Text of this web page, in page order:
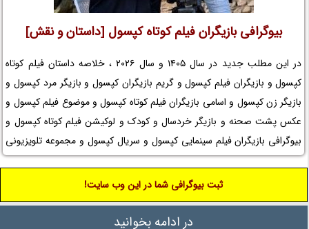
بیوگرافی بازیگران فیلم کوتاه کپسول [داستان و نقش]
در این مطلب جدید در سال 1405 و سال 2026 ، خلاصه داستان فیلم کوتاه
کپسول و بازیگران فیلم کپسول و گریم بازیگران کپسول و بازیگر مرد کپسول و
بازیگر زن کپسول و اسامی بازیگران فیلم کوتاه کپسول و موضوع فیلم کپسول و
عکس پشت صحنه و بازیگر خردسال و کودک و لوکیشن فیلم کوتاه کپسول و
بیوگرافی بازیگران فیلم سینمایی کپسول و سریال کپسول و مجموعه تلویزیونی
کپسول و حواشی فیلم کپسول و افتخارات کپسول و جوایز کپسول و عوامل
ساخت فیلم کوتاه کپسول را در نم نمک ببینید.
ثبت بیوگرافی شما در این وب سایت!
در ادامه بخوانید